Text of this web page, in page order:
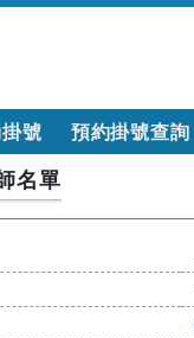
號 預約掛號查詢
名單